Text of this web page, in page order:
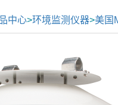
中心>环境监测仪器>美国